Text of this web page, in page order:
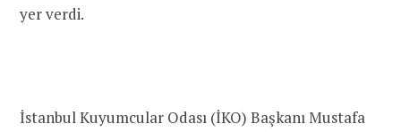
yer verdi.
İstanbul Kuyumcular Odası (İKO) Başkanı Mustafa